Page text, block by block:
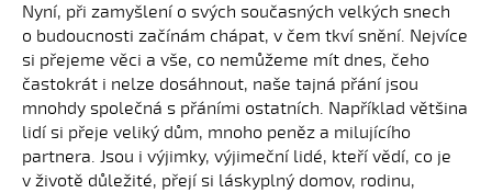
Nyní, při zamyšlení o svých současných velkých snech
o budoucnosti začínám chápat, v čem tkví snění. Nejvíce
si přejeme věci a vše, co nemůžeme mít dnes, čeho
častokrát i nelze dosáhnout, naše tajná přání jsou
mnohdy společná s přáními ostatních. Například většina
lidí si přeje veliký dům, mnoho peněz a milujícího
partnera. Jsou i výjimky, výjimeční lidé, kteří vědí, co je
v životě důležité, přejí si láskyplný domov, rodinu,